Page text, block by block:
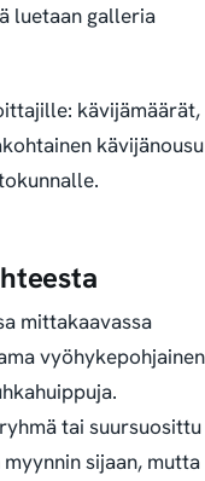
luetaan galleria
kävijämäärät,
kävijänousu
mittakaavassa
vyöhykepohjainen
tai suursuosittu
sijaan, mutta